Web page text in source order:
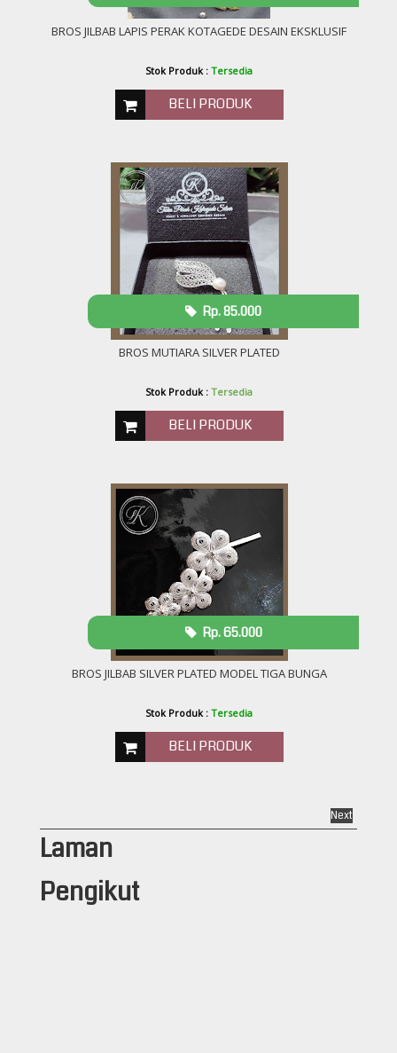
BROS JILBAB LAPIS PERAK KOTAGEDE DESAIN EKSKLUSIF
Stok Produk :Tersedia
BELI PRODUK
BROS MUTIARA SILVER PLATED
Rp. 85.000
Stok Produk :Tersedia
BELI PRODUK
BROS JILBAB SILVER PLATED MODEL TIGA BUNGA
Rp. 65.000
Stok Produk :Tersedia
BELI PRODUK
Next
Laman
Pengikut